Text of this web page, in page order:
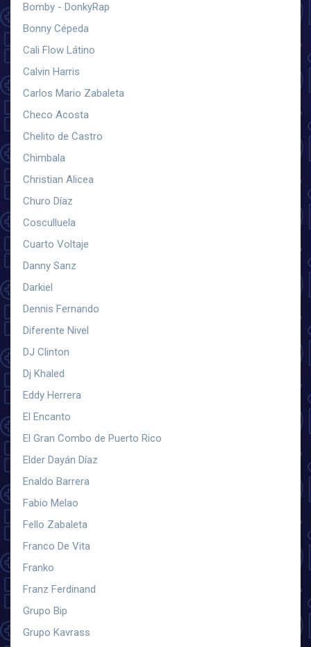
Bomby - DonkyRap
Bonny Cépeda
Cali Flow Látino
Calvin Harris
Carlos Mario Zabaleta
Checo Acosta
Chelito de Castro
Chimbala
Christian Alicea
Churo Díaz
Cosculluela
Cuarto Voltaje
Danny Sanz
Darkiel
Dennis Fernando
Diferente Nivel
DJ Clinton
Dj Khaled
Eddy Herrera
El Encanto
El Gran Combo de Puerto Rico
Elder Dayán Díaz
Enaldo Barrera
Fabio Melao
Fello Zabaleta
Franco De Vita
Franko
Franz Ferdinand
Grupo Bip
Grupo Kavrass